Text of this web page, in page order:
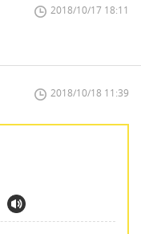
2018/10/17 18:11
2018/10/18 11:39